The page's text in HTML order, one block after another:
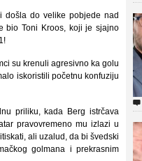
došla do velike pobjede nad
bio Toni Kroos, koji je sjajno
su krenuli agresivno ka golu
iskoristili početnu konfuziju
priliku, kada Berg istrčava
pravovremeno mu izlazi u
ali uzalud, da bi švedski
golmana i prekrasnim
